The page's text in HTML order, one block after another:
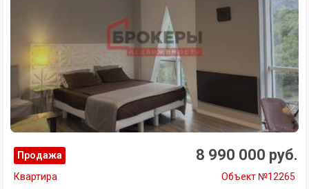
Продажа 8 990 000 руб.
Квартира Объект №12265